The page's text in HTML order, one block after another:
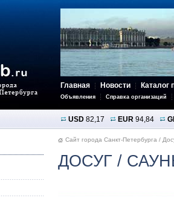
Главная Новости Каталог
Объявления Справка организаций
USD 82,17 EUR 94,84
Сайт города Санкт-Петербурга /
ДОСУГ /